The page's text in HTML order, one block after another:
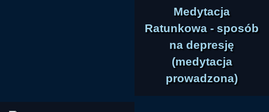
Medytacja
Ratunkowa - sposób
na depresję
(medytacja
prowadzona)